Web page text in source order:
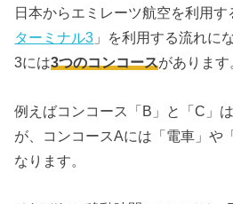
日本からエミレーツ航空を利用す
ターミナル3 」を利用する流れに
3には3つのコンコースがあります
例えばコンコース「B」と「C」
が、コンコースAには「電車」や
なります。